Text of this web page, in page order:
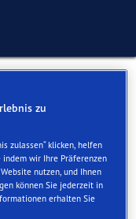
zu
zulassen“ klicken, helfen
indem wir Ihre Präferenzen
nutzen, und Ihnen
können Sie jederzeit in
erhalten Sie